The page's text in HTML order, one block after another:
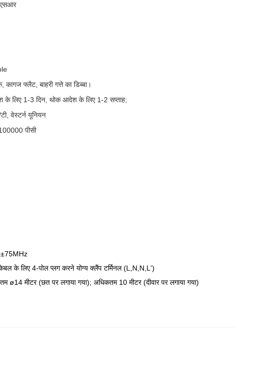
कागज फ्लैट, बाहरी गत्ते का डिब्बा।
के लिए 1-3 दिन, थोक आदेश के लिए 1-2 सप्ताह;
वेस्टर्न यूनियन
पीसी
के लिए 4-पोल प्लग करने योग्य क्लैंप टर्मिनल (L,N,N,L')
ø14 मीटर (छत पर लगाया गया); अधिकतम 10 मीटर (दीवार पर लगाया गया)